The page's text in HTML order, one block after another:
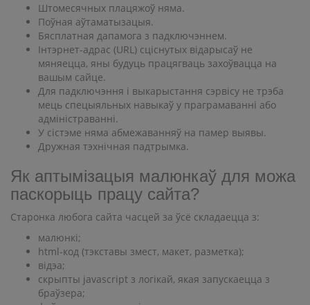
Штомесячных плацяжоў няма.
Поўная аўтаматызацыя.
Бясплатная дапамога з падключэннем.
Інтэрнет-адрас (URL) сціснутых відарысаў не
мяняецца, яны будуць працягваць захоўвацца на
вашым сайце.
Для падключэння і выкарыстання сэрвісу не трэба
мець спецыяльных навыкаў у праграмаванні або
адміністраванні.
У сістэме няма абмежаванняў на памер выявы.
Дружная тэхнічная падтрымка.
Як аптымізацыя малюнкаў для можа
паскорыць працу сайта?
Старонка любога сайта часцей за ўсё складаецца з:
малюнкі;
html-код (тэкставы змест, макет, разметка);
відэа;
скрыпты javascript з логікай, якая запускаецца з
браўзера;